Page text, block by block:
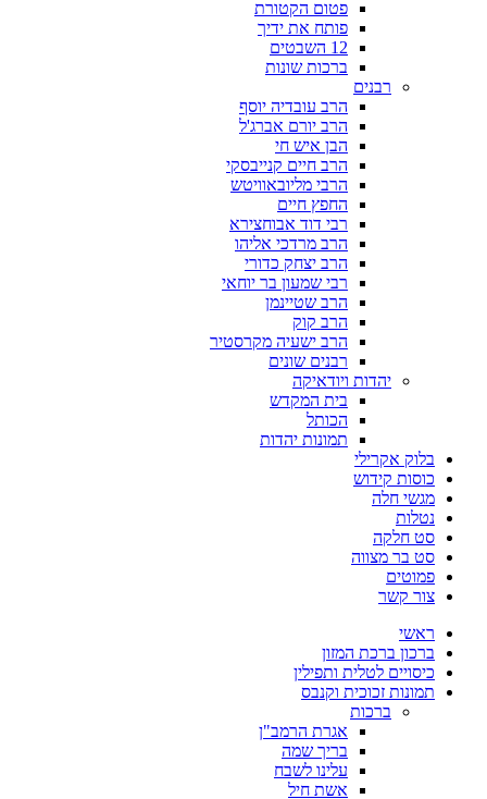
פטום הקטורת
פותח את ידיך
12 השבטים
ברכות שונות
רבנים
הרב עובדיה יוסף
הרב יורם אברג'ל
הבן איש חי
הרב חיים קנייבסקי
הרבי מליובאוויטש
החפץ חיים
רבי דוד אבוחצירא
הרב מרדכי אליהו
הרב יצחק כדורי
רבי שמעון בר יוחאי
הרב שטיינמן
הרב קוק
הרב ישעיה מקרסטיר
רבנים שונים
יהדות ויודאיקה
בית המקדש
הכותל
תמונות יהדות
בלוק אקרילי
כוסות קידוש
מגשי חלה
נטלות
סט חלקה
סט בר מצווה
פמוטים
צור קשר
ראשי
ברכון ברכת המזון
כיסויים לטלית ותפילין
תמונות זכוכית וקנבס
ברכות
אגרת הרמב"ן
בריך שמה
עלינו לשבח
אשת חיל